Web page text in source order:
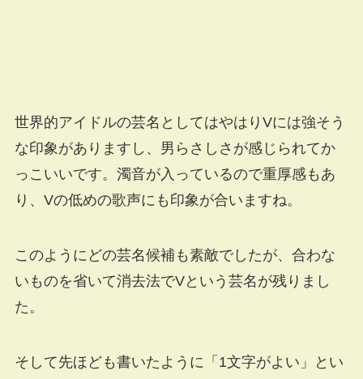
世界的アイドルの芸名としてはやはりVには強そう
な印象がありますし、男らさしさが感じられてか
っこいいです。濁音が入っているので重厚感もあ
り、Vの低めの歌声にも印象が合いますね。
このようにどの芸名候補も素敵でしたが、合わな
いものを省いて消去法でVという芸名が残りまし
た。
そして先ほども書いたように「1文字がよい」とい